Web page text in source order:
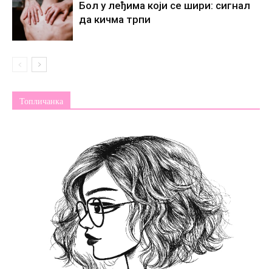
Бол у леђима који се шири: сигнал
да кичма трпи
Топличанка